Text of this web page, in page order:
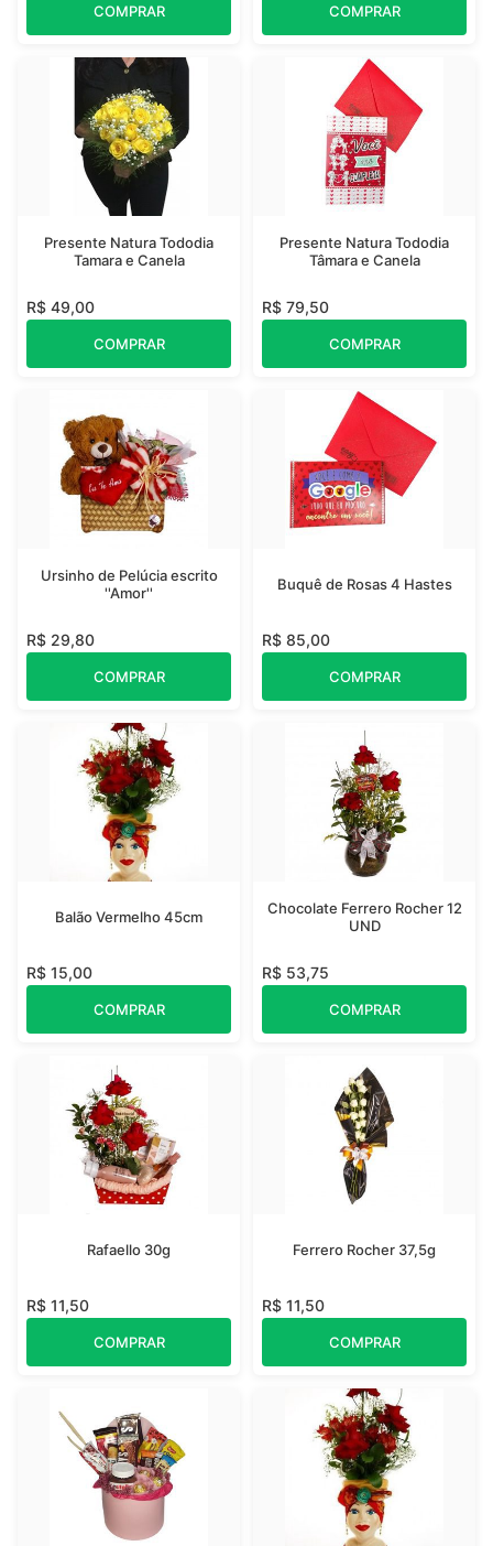
COMPRAR COMPRAR
Presente Natura Tododia
Tamara e Canela
R$ 49,00
COMPRAR
Presente Natura Tododia
Tâmara e Canela
R$ 79,50
COMPRAR
Ursinho de Pelúcia escrito
''Amor''
R$ 29,80
COMPRAR
Buquê de Rosas 4 Hastes
R$ 85,00
COMPRAR
Balão Vermelho 45cm
R$ 15,00
COMPRAR
Chocolate Ferrero Rocher 12
UND
R$ 53,75
COMPRAR
Rafaello 30g
R$ 11,50
COMPRAR
Ferrero Rocher 37,5g
R$ 11,50
COMPRAR